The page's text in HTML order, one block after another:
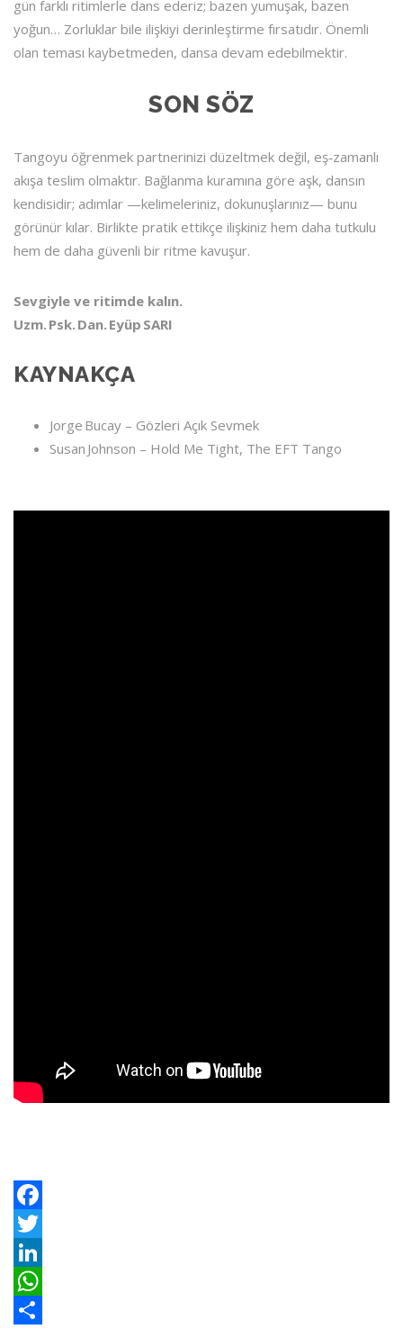
gün farklı ritimlerle dans ederiz; bazen yumuşak, bazen
yoğun… Zorluklar bile ilişkiyi derinleştirme fırsatıdır. Önemli
olan teması kaybetmeden, dansa devam edebilmektir.
SON SÖZ
Tangoyu öğrenmek partnerinizi düzeltmek değil, eş‑zamanlı
akışa teslim olmaktır. Bağlanma kuramına göre aşk, dansın
kendisidir; adımlar —kelimeleriniz, dokunuşlarınız— bunu
görünür kılar. Birlikte pratik ettikçe ilişkiniz hem daha tutkulu
hem de daha güvenli bir ritme kavuşur.
Sevgiyle ve ritimde kalın.
Uzm. Psk. Dan. Eyüp SARI
KAYNAKÇA
Jorge Bucay – Gözleri Açık Sevmek
Susan Johnson – Hold Me Tight, The EFT Tango
Facebook
Twitter
LinkedIn
WhatsApp